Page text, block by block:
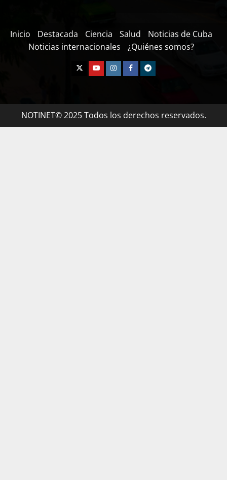
Inicio Destacada Ciencia Salud
Noticias de Cuba
Noticias internacionales
¿Quiénes somos?
NOTINET© 2025 Todos los derechos reservados.